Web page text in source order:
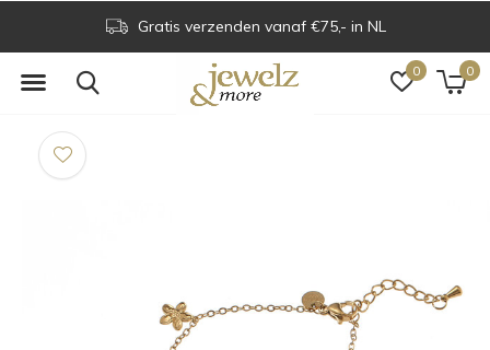
0 0
Gratis verzenden vanaf €75,- in NL